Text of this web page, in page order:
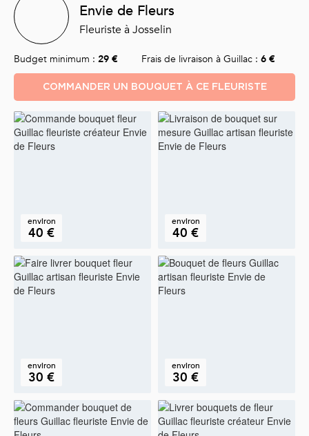
Envie de Fleurs
Fleuriste à Josselin
Budget minimum : 29 € Frais de livraison à Guillac : 6 €
COMMANDER UN BOUQUET À CE FLEURISTE
environ
40 €
environ
40 €
environ
30 €
environ
30 €